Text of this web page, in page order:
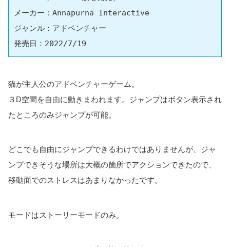
メーカー：Annapurna Interactive
ジャンル：アドベンチャー
発売日：2022/7/19
猫が主人公のアドベンチャーゲーム。
３D空間を自由に動きまわれます。ジャンプはボタン表示され
たところのみジャンプが可能。
どこでも自由にジャンプできるわけではありませんが、ジャ
ンプできそうな場所は大概の箇所でアクションできたので、
移動面でのストレスはあまりなかったです。
モードはストーリーモードのみ。